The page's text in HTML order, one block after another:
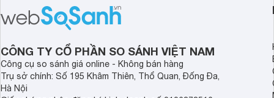
Giữ nhiệt nóng kéo dài suốt 8 tiếng
phẩm sẽ tiếp tục được duy trì nhiệt trong suốt 8 tiếng,
dụng nồi áp xuất thông thường.
Tính đa dụng
CÔNG TY CỔ PHẦN SO SÁNH VIỆT NAM
Công cụ so sánh giá online - Không bán hàng
Trụ sở chính: Số 195 Khâm Thiên, Thổ Quan, Đống Đa,
Hà Nội